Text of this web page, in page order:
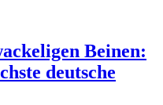
Beinen:
deutsche